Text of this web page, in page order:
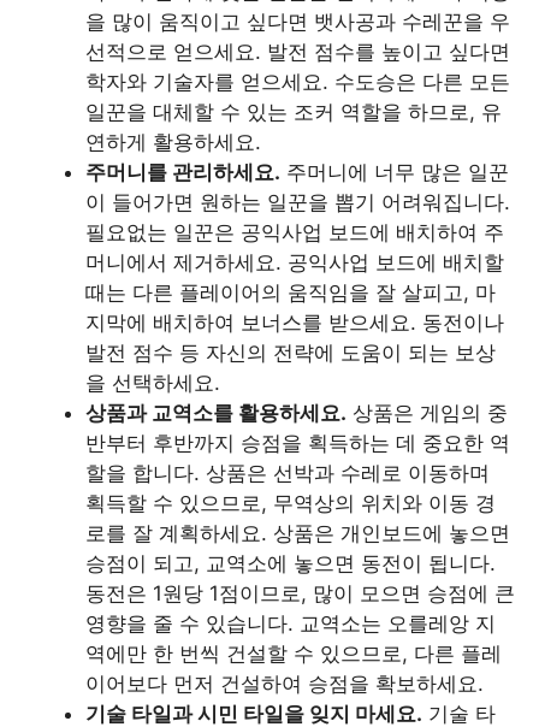
을 많이 움직이고 싶다면 뱃사공과 수레꾼을 우
선적으로 얻으세요. 발전 점수를 높이고 싶다면
학자와 기술자를 얻으세요. 수도승은 다른 모든
일꾼을 대체할 수 있는 조커 역할을 하므로, 유
연하게 활용하세요.
주머니를 관리하세요. 주머니에 너무 많은 일꾼
이 들어가면 원하는 일꾼을 뽑기 어려워집니다.
필요없는 일꾼은 공익사업 보드에 배치하여 주
머니에서 제거하세요. 공익사업 보드에 배치할
때는 다른 플레이어의 움직임을 잘 살피고, 마
지막에 배치하여 보너스를 받으세요. 동전이나
발전 점수 등 자신의 전략에 도움이 되는 보상
을 선택하세요.
상품과 교역소를 활용하세요. 상품은 게임의 중
반부터 후반까지 승점을 획득하는 데 중요한 역
할을 합니다. 상품은 선박과 수레로 이동하며
획득할 수 있으므로, 무역상의 위치와 이동 경
로를 잘 계획하세요. 상품은 개인보드에 놓으면
승점이 되고, 교역소에 놓으면 동전이 됩니다.
동전은 1원당 1점이므로, 많이 모으면 승점에 큰
영향을 줄 수 있습니다. 교역소는 오를레앙 지
역에만 한 번씩 건설할 수 있으므로, 다른 플레
이어보다 먼저 건설하여 승점을 확보하세요.
기술 타일과 시민 타일을 잊지 마세요. 기술 타